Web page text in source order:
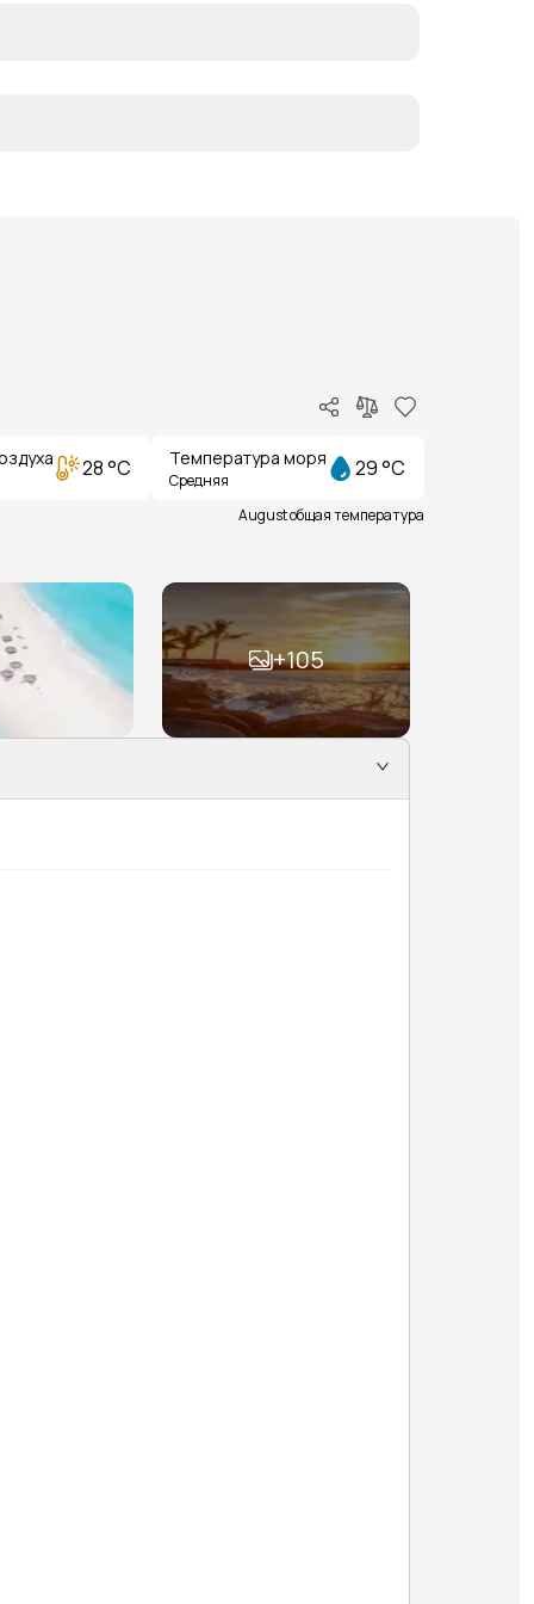
28 °C Температура моря
Средняя 29 °C
August общая температура
+105